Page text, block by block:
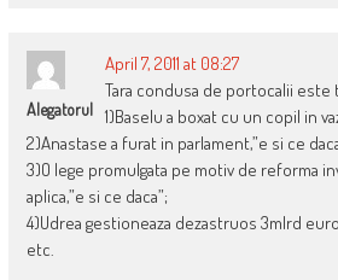
Alegatorul
April 7, 2011 at 08:27
Tara condusa de portocalii este
1)Baselu a boxat cu un copil in
2)Anastase a furat in parlament,”e si ce
3)O lege promulgata pe motiv de reforma
aplica,”e si ce daca”;
4)Udrea gestioneaza dezastruos 3mlrd
etc.